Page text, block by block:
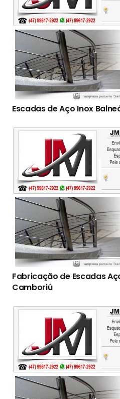
Escadas de Aço Inox
Fabricação de Escadas
Camboriú